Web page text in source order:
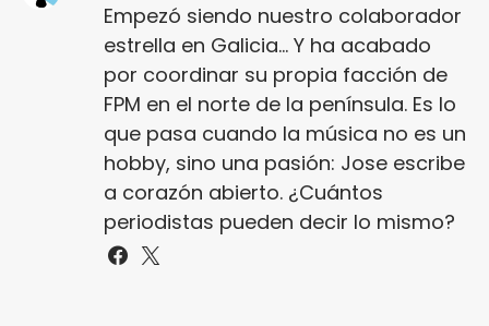
Empezó siendo nuestro colaborador
estrella en Galicia... Y ha acabado
por coordinar su propia facción de
FPM en el norte de la península. Es lo
que pasa cuando la música no es un
hobby, sino una pasión: Jose escribe
a corazón abierto. ¿Cuántos
periodistas pueden decir lo mismo?